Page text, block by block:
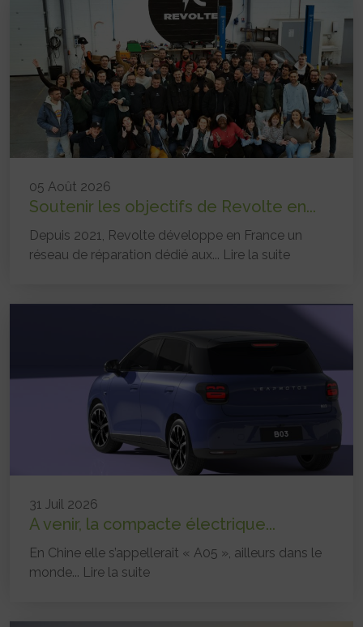
05 Août 2026
Soutenir les objectifs de Revolte en...
Depuis 2021, Revolte développe en France un
réseau de réparation dédié aux... Lire la suite
31 Juil 2026
A venir, la compacte électrique...
En Chine elle s’appellerait « A05 », ailleurs dans le
monde... Lire la suite